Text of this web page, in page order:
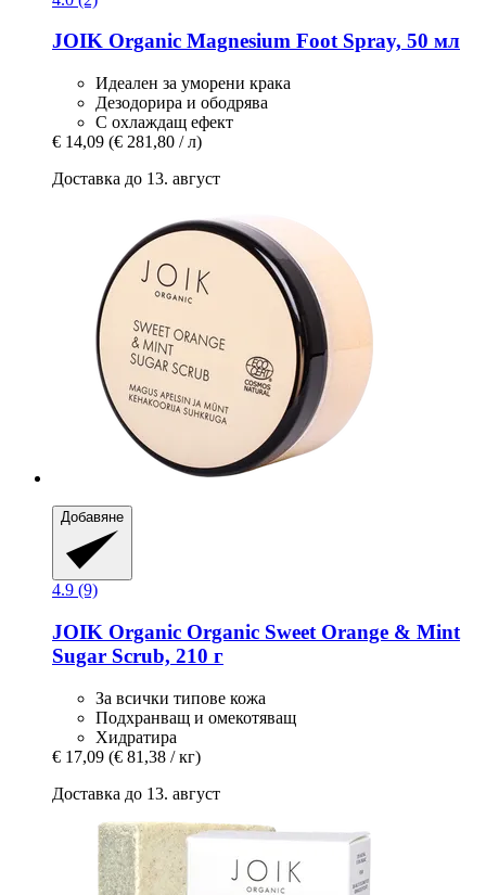
JOIK Organic Magnesium Foot Spray, 50 мл
Идеален за уморени крака
Дезодорира и ободрява
С охлаждащ ефект
€ 14,09 (€ 281,80 / л)
Доставка до 13. август
Добавяне
4.9 (9)
JOIK Organic Organic Sweet Orange & Mint
Sugar Scrub, 210 г
За всички типове кожа
Подхранващ и омекотяващ
Хидратира
€ 17,09 (€ 81,38 / кг)
Доставка до 13. август